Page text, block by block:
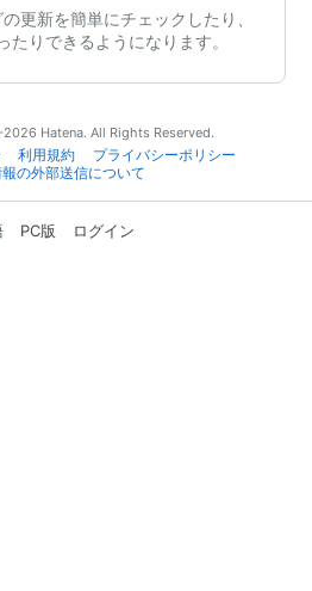
更新を簡単にチェックしたり、
たりできるようになります。
Hatena. All Rights Reserved.
利用規約
プライバシーポリシー
の外部送信について
PC版 ログイン